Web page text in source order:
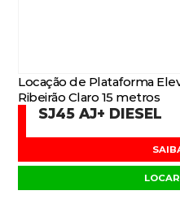
Locação de Plataforma
Ribeirão Claro 15 metros
SJ45 AJ+ DIESEL